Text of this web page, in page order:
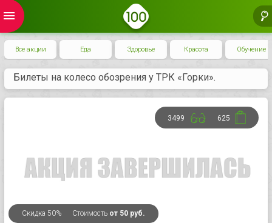
menu
Все акции Еда Здоровье Красота Обучение
Билеты на колесо обозрения у ТРК «Горки».
Скидка 50% Стоимость от 50 руб.
3499 625